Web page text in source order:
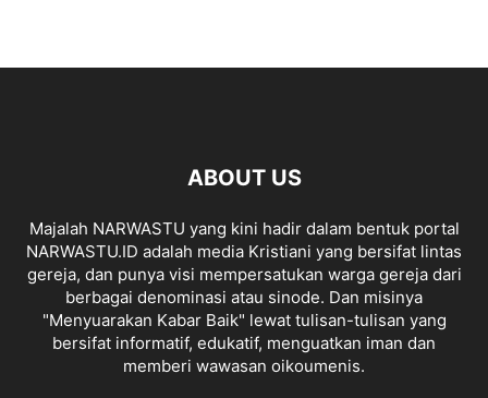
ABOUT US
Majalah NARWASTU yang kini hadir dalam bentuk portal
NARWASTU.ID adalah media Kristiani yang bersifat lintas
gereja, dan punya visi mempersatukan warga gereja dari
berbagai denominasi atau sinode. Dan misinya
"Menyuarakan Kabar Baik" lewat tulisan-tulisan yang
bersifat informatif, edukatif, menguatkan iman dan
memberi wawasan oikoumenis.